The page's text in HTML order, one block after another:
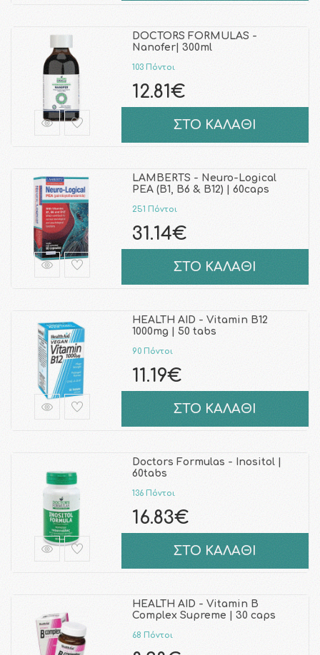
DOCTORS FORMULAS -
Nanofer| 300ml
103 Πόντοι
12.81€
ΣΤΟ ΚΑΛΑΘΙ
LAMBERTS - Neuro-Logical
PEA (B1, B6 & B12) | 60caps
251 Πόντοι
31.14€
ΣΤΟ ΚΑΛΑΘΙ
HEALTH AID - Vitamin B12
1000mg | 50 tabs
90 Πόντοι
11.19€
ΣΤΟ ΚΑΛΑΘΙ
Doctors Formulas - Inositol |
60tabs
136 Πόντοι
16.83€
ΣΤΟ ΚΑΛΑΘΙ
HEALTH AID - Vitamin B
Complex Supreme | 30 caps
68 Πόντοι